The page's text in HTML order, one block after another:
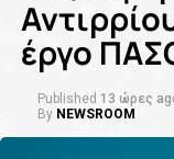
έργο
Published 13 ώρες
By NEWSROOM